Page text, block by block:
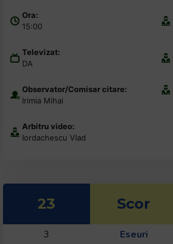
shortcut
the
screen
reader
you
navigate
with
Ora:
15:00
Televizat:
DA
Observator/Comisar citare:
Irimia Mihai
Arbitru video:
Iordachescu Vlad
23 Scor
3 Eseuri